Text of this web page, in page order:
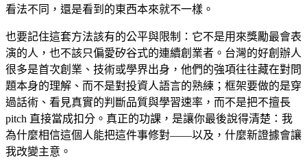
看法不同，還是看到的東西本來就不一樣。
也要記住這套方法該有的公平與限制：它不是用來獎勵最會表
演的人，也不該只偏愛矽谷式的連續創業者。台灣的好創辦人
很多是首次創業、技術或學界出身，他們的強項往往藏在對問
題本身的理解、而不是對投資人語言的熟練；框架要做的是穿
過話術、看見真實的判斷品質與學習速率，而不是把不擅長
pitch 直接當成扣分。真正的功課，是讓你最後說得清楚：我
為什麼相信這個人能把這件事修對——以及，什麼新證據會讓
我改變主意。